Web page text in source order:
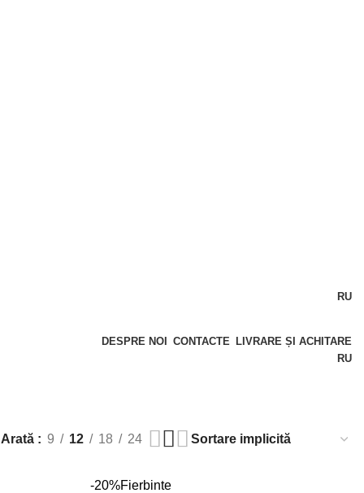
RU
DESPRE NOI CONTACTE LIVRARE ȘI ACHITARE
RU
Arată 9 12 18 24
-20%Fierbinte